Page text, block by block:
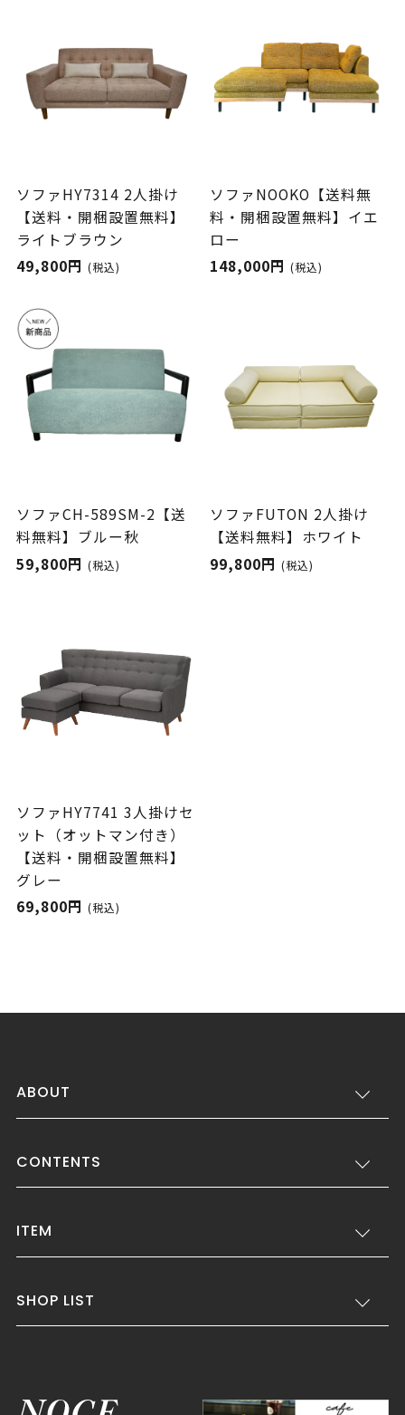
ソファHY7314 2人掛け
【送料・開梱設置無料】
ライトブラウン
49,800円 (税込)
ソファNOOKO【送料無
料・開梱設置無料】イエ
ロー
148,000円(税込)
ソファCH-589SM-2【送
料無料】ブルー秋
59,800円 (税込)
ソファFUTON 2人掛け
【送料無料】ホワイト
99,800円(税込)
ソファHY7741 3人掛けセ
ット（オットマン付き）
【送料・開梱設置無料】
グレー
69,800円 (税込)
ABOUT
CONTENTS
ITEM
SHOP LIST